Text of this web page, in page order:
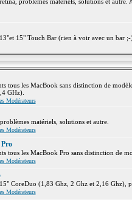
15" Touch Bar (rien à voir avec un bar
tous les MacBook sans distinction de
GHz).
Modérateurs
matériels, solutions et autre.
Modérateurs
tous les MacBook Pro sans distinction de
Modérateurs
CoreDuo (1,83 Ghz, 2 Ghz et 2,16 Ghz),
Modérateurs